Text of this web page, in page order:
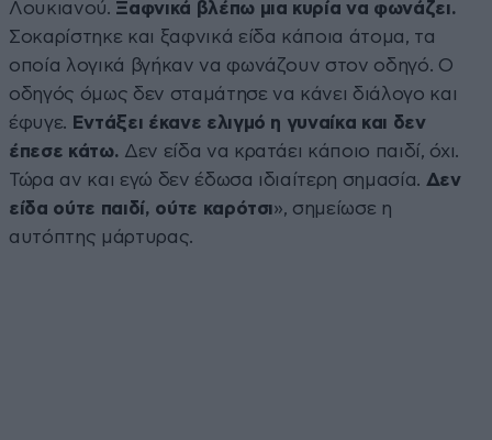
Λουκιανού. Ξαφνικά βλέπω μια κυρία να φωνάζει.
Σοκαρίστηκε και ξαφνικά είδα κάποια άτομα, τα
οποία λογικά βγήκαν να φωνάζουν στον οδηγό. Ο
οδηγός όμως δεν σταμάτησε να κάνει διάλογο και
έφυγε. Εντάξει έκανε ελιγμό η γυναίκα και δεν
έπεσε κάτω. Δεν είδα να κρατάει κάποιο παιδί, όχι.
Τώρα αν και εγώ δεν έδωσα ιδιαίτερη σημασία. Δεν
είδα ούτε παιδί, ούτε καρότσι», σημείωσε η
αυτόπτης μάρτυρας.